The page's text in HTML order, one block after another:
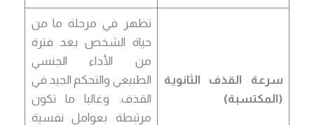
سرعة القذف الثانوية
(المكتسبة)
تظهر في مرحلة ما من
حياة الشخص بعد فترة
من الأداء الجنسي
الطبيعي والتحكم الجيد في
القذف. وغالبا ما تكون
مرتبطة بعوامل نفسية